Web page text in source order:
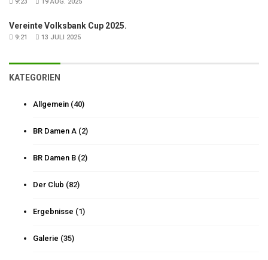
Vereinte Volksbank Cup 2025.
9:21 13 JULI 2025
KATEGORIEN
Allgemein (40)
BR Damen A (2)
BR Damen B (2)
Der Club (82)
Ergebnisse (1)
Galerie (35)